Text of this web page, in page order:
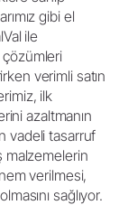
gibi el
ile
verimli satın
ilk
azaltmanın
vadeli tasarruf
malzemelerin
verilmesi,
sağlıyor.